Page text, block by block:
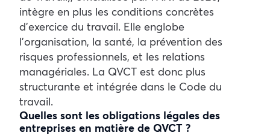
intègre en plus les conditions concrètes
d’exercice du travail. Elle englobe
l’organisation, la santé, la prévention des
risques professionnels, et les relations
managériales. La QVCT est donc plus
structurante et intégrée dans le Code du
travail.
Quelles sont les obligations légales des
entreprises en matière de QVCT ?